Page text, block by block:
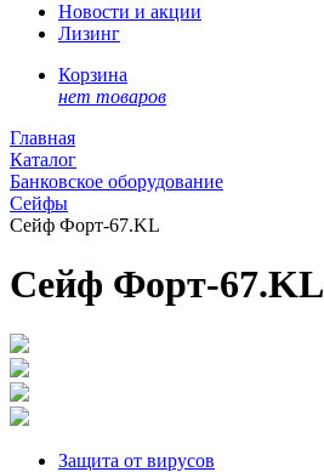
Новости и акции
Лизинг
Корзина
нет товаров
Главная
Каталог
Банковское оборудование
Сейфы
Сейф Форт-67.KL
Сейф Форт-67.KL
Защита от вирусов